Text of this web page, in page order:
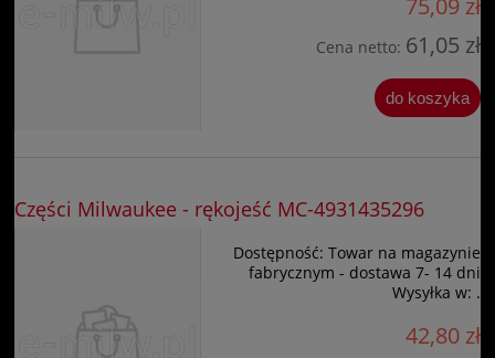
Cena netto: 61,05 zł
do koszyka
Części Milwaukee - rękojeść MC-4931435296
Dostępność: Towar na magazynie
fabrycznym - dostawa 7- 14 dni
Wysyłka w: .
42,80 zł